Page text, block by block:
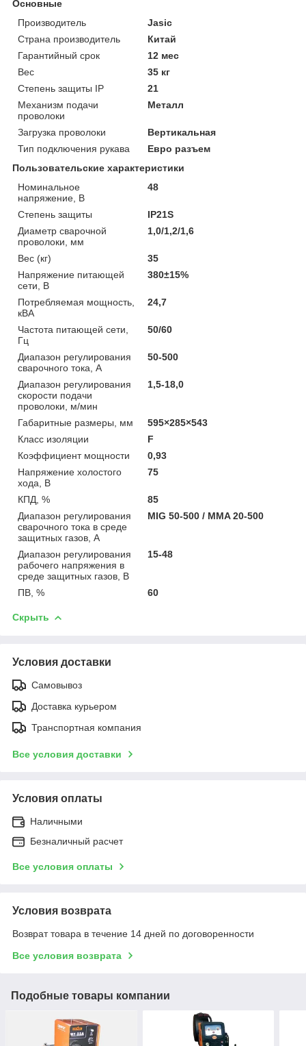
Основные
Производитель
Jasic
Страна производитель
Китай
Гарантийный срок
12 мес
Вес
35 кг
Степень защиты IP
21
Механизм подачи
проволоки
Металл
Загрузка проволоки
Вертикальная
Тип подключения рукава
Евро разъем
Пользовательские характеристики
Номинальное
напряжение, В
48
Степень защиты
IP21S
Диаметр сварочной
проволоки, мм
1,0/1,2/1,6
Вес (кг)
35
Напряжение питающей
сети, В
380±15%
Потребляемая мощность,
кВА
24,7
Частота питающей сети,
Гц
50/60
Диапазон регулирования
сварочного тока, А
50-500
Диапазон регулирования
скорости подачи
проволоки, м/мин
1,5-18,0
Габаритные размеры, мм
595×285×543
Класс изоляции
F
Коэффициент мощности
0,93
Напряжение холостого
хода, В
75
КПД, %
85
Диапазон регулирования
сварочного тока в среде
защитных газов, А
MIG 50-500 / MMA 20-500
Диапазон регулирования
рабочего напряжения в
среде защитных газов, В
15-48
ПВ, % 60
Скрыть
Условия доставки
Самовывоз
Доставка курьером
Транспортная компания
Все условия доставки
Условия оплаты
Наличными
Безналичный расчет
Все условия оплаты
Условия возврата
Возврат товара в течение 14 дней по договоренности
Все условия возврата
Подобные товары компании